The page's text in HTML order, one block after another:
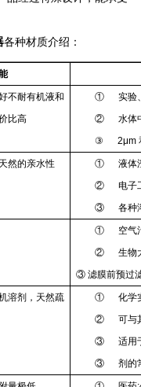
各种材质介绍：
不耐有机液和
比高
① 实验、
② 水体中
③ 2μm 和
然的亲水性
① 液体澄
② 电子工
③ 各种溶
① 空气
② 生物大
③ 滤膜前预过
溶剂，天然疏
① 化学实
② 可与其
③ 适用于
③ 剂的